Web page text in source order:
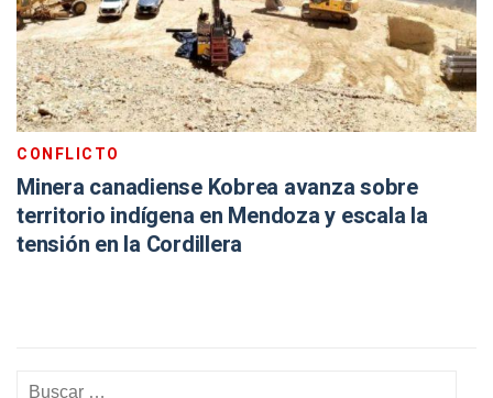
CONFLICTO
Minera canadiense Kobrea avanza sobre
territorio indígena en Mendoza y escala la
tensión en la Cordillera